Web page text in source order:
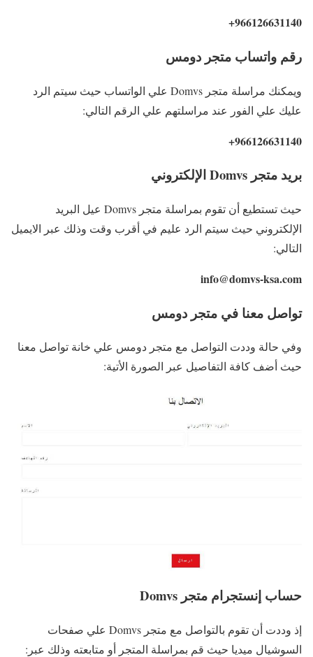
966126631140+
رقم واتساب متجر دومس
ويمكنك مراسلة متجر Domvs علي الواتساب حيث سيتم الرد
عليك علي الفور عند مراسلتهم علي الرقم التالي:
966126631140+
بريد متجر Domvs الإلكتروني
حيث تستطيع أن تقوم بمراسلة متجر Domvs عيل البريد
الإلكتروني حيث سيتم الرد عليم في أقرب وقت وذلك عبر الايميل
التالي:
info@domvs-ksa.com
تواصل معنا في متجر دومس
وفي حالة وددت التواصل مع متجر دومس علي خانة تواصل معنا
حيث أضف كافة التفاصيل عبر الصورة الأتية:
حساب إنستجرام متجر Domvs
إذ وددت أن تقوم بالتواصل مع متجر Domvs علي صفحات
السوشيال ميديا حيث قم بمراسلة المتجر أو متابعته وذلك عبر: